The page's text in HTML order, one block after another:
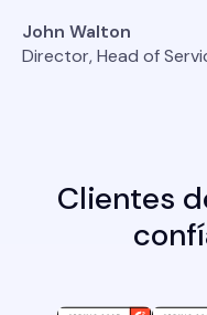
John Walton
Director, Head of
Clientes